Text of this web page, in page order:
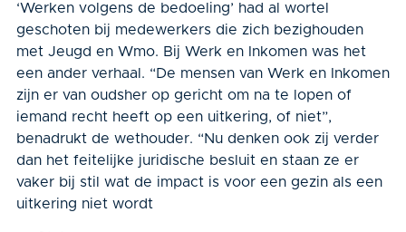
‘Werken volgens de bedoeling’ had al wortel
geschoten bij medewerkers die zich bezighouden
met Jeugd en Wmo. Bij Werk en Inkomen was het
een ander verhaal. “De mensen van Werk en Inkomen
zijn er van oudsher op gericht om na te lopen of
iemand recht heeft op een uitkering, of niet”,
benadrukt de wet­houder. “Nu denken ook zij verder
dan het feitelijke juridische besluit en staan ze er
vaker bij stil wat de impact is voor een gezin als een
uitkering niet wordt